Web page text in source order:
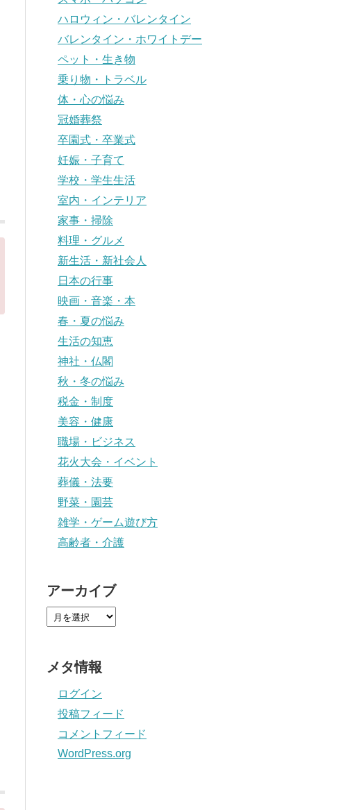
ハロウィン・バレンタイン
バレンタイン・ホワイトデー
ペット・生き物
乗り物・トラベル
体・心の悩み
冠婚葬祭
卒園式・卒業式
妊娠・子育て
学校・学生生活
室内・インテリア
家事・掃除
料理・グルメ
新生活・新社会人
日本の行事
映画・音楽・本
春・夏の悩み
生活の知恵
神社・仏閣
秋・冬の悩み
税金・制度
美容・健康
職場・ビジネス
花火大会・イベント
葬儀・法要
野菜・園芸
雑学・ゲーム遊び方
高齢者・介護
アーカイブ
メタ情報
ログイン
投稿フィード
コメントフィード
WordPress.org